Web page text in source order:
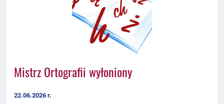
Mistrz Ortografii wyłoniony
22.06.2026 r.